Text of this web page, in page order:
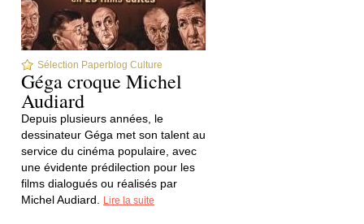
Sélection Paperblog Culture
Géga croque Michel
Audiard
Depuis plusieurs années, le
dessinateur Géga met son talent au
service du cinéma populaire, avec
une évidente prédilection pour les
films dialogués ou réalisés par
Michel Audiard.
Lire la suite